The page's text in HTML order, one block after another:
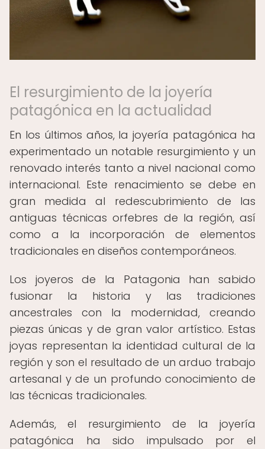
El resurgimiento de la joyería
patagónica en la actualidad
En los últimos años, la joyería patagónica ha
experimentado un notable resurgimiento y un
renovado interés tanto a nivel nacional como
internacional. Este renacimiento se debe en
gran medida al redescubrimiento de las
antiguas técnicas orfebres de la región, así
como a la incorporación de elementos
tradicionales en diseños contemporáneos.
Los joyeros de la Patagonia han sabido
fusionar la historia y las tradiciones
ancestrales con la modernidad, creando
piezas únicas y de gran valor artístico. Estas
joyas representan la identidad cultural de la
región y son el resultado de un arduo trabajo
artesanal y de un profundo conocimiento de
las técnicas tradicionales.
Además, el resurgimiento de la joyería
patagónica ha sido impulsado por el